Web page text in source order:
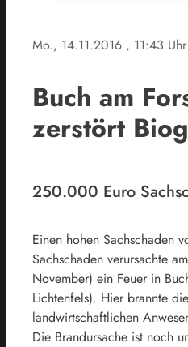
Mo., 14.11.2016 , 11:43 Uhr
Buch am
zerstört
250.000 Euro
Einen hohen Sachschaden
Sachschaden verursachte
November) ein Feuer in
Lichtenfels). Hier brannte
landwirtschaftlichen
Die Brandursache ist noch